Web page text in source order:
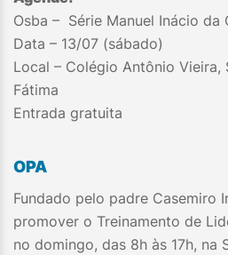
Osba – Série Manuel Inácio da
Data – 13/07 (sábado)
Local – Colégio Antônio Vieira,
Fátima
Entrada gratuita
OPA
Fundado pelo padre Casemiro
promover o Treinamento de
no domingo, das 8h às 17h, na